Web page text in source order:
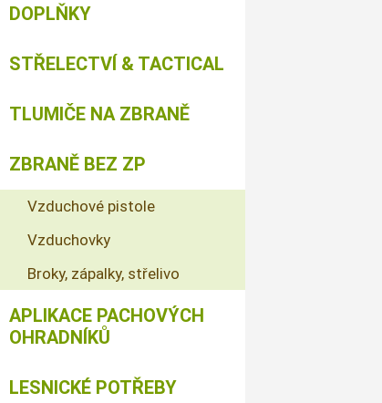
DOPLŇKY
STŘELECTVÍ & TACTICAL
TLUMIČE NA ZBRANĚ
ZBRANĚ BEZ ZP
Vzduchové pistole
Vzduchovky
Broky, zápalky, střelivo
APLIKACE PACHOVÝCH
OHRADNÍKŮ
LESNICKÉ POTŘEBY